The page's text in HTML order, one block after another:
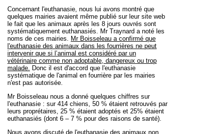
Concernant l'euthanasie, nous lui avons montré que
quelques mairies avaient même publié sur leur site web
le fait que les animaux après les 8 jours ouvrés sont
systématiquement euthanasiés. Mr Traynard a noté les
noms de ces mairies. Mr Boisseleau a confirmé que
l'euthanasie des animaux dans les fourrières ne peut
intervenir que si l’animal est considéré par un
vétérinaire comme non adoptable, dangereux ou trop
malade. Donc il est d'accord que l'euthanasie
systématique de l'animal en fourrière par les mairies
n'est pas autorisée.
Mr Boisseleau nous a donné quelques chiffres sur
l'euthanasie : sur 414 chiens, 50 % étaient retrouvés par
leurs proprétaires, 25 % étaient adoptés et 25% étaient
euthanasiés (dont 6 – 7 % pour des raisons de santé).
Nous avons discuté de l'euthanasie des animaux non